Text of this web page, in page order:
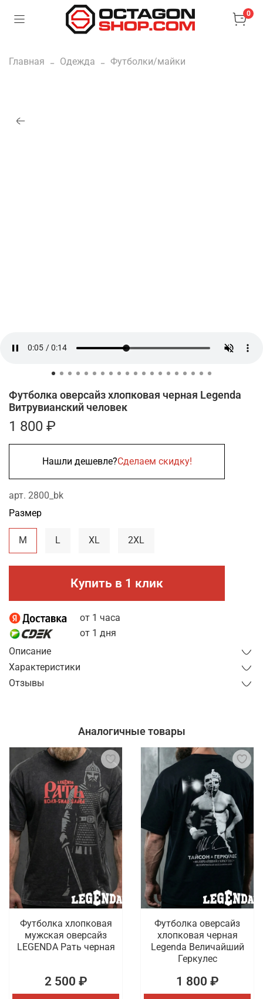
0
Главная Одежда Футболки/майки
арт. 2800_bk
Футболка оверсайз хлопковая черная Legenda
Витрувианский человек
1 800 ₽
Нашли дешевле?Сделаем скидку!
Купить в 1 клик
от 1 часа
от 1 дня
Размер
M L XL 2XL
Описание
Характеристики
Отзывы
Аналогичные товары
Футболка хлопковая
мужская оверсайз
LEGENDA Рать черная
2 500 ₽
Футболка оверсайз
хлопковая черная
Legenda Величайший
Геркулес
1 800 ₽